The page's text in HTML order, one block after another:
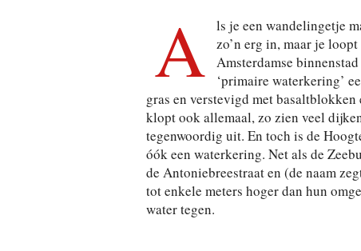
A
ls je een wandelingetje
zo’n erg in, maar je
Amsterdamse
‘primaire waterkering’
gras en verstevigd met
klopt ook allemaal, zo zien veel
tegenwoordig uit. En toch is de
óók een waterkering. Net als de
de Antoniebreestraat en (de naam
tot enkele meters hoger dan hun
water tegen.